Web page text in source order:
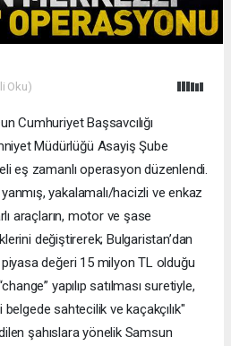
Oku)
Cumhuriyet Başsavcılığı
Müdürlüğü Asayiş Şube
eş zamanlı operasyon düzenlendi.
yakalamalı/hacizli ve enkaz
araçların, motor ve şase
değiştirerek; Bulgaristan’dan
değeri 15 milyon TL olduğu
yapılıp satılması suretiyle,
belgede sahtecilik ve kaçakçılık"
şahıslara yönelik Samsun